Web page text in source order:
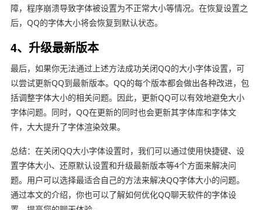
障，程序崩溃导致字体被设置为不正常大小等情况。在恢复设置之
后，QQ的字体大小将会恢复到默认状态。
4、升级最新版本
最后，如果你无法通过上述方法成功关闭QQ的大小字体设置，可
以尝试更新QQ到最新版本。QQ的每个版本都会做出各种改进，包
括调整字体大小的相关问题。因此，更新QQ可以有效地避免大小
字体问题。同时，QQ在更新的同时也会更新其字体库和字体文
件，大大提升了字体渲染效果。
总结：在关闭QQ大小字体设置时，我们可以通过使用快捷键、设
置字体大小、还原默认设置和升级最新版本等4个方面来解决问
题。用户可以选择最适合自己的方法来解决QQ字体大小的问题。
通过本文的介绍，你也可以了解如何优化QQ聊天软件的字体设